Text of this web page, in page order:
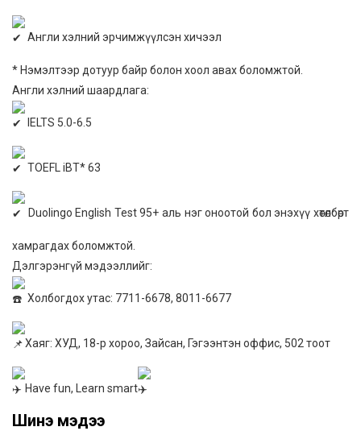
Англи хэлний эрчимжүүлсэн хичээл
* Нэмэлтээр дотуур байр болон хоол авах боломжтой.
Англи хэлний шаардлага:
IELTS 5.0-6.5
TOEFL iBT* 63
Duolingo English Test 95+ аль нэг оноотой бол энэхүү хөтөлбөрт
хамрагдах боломжтой.
Дэлгэрэнгүй мэдээллийг:
Холбогдох утас: 7711-6678, 8011-6677
Хаяг: ХУД, 18-р хороо, Зайсан, Гэгээнтэн оффис, 502 тоот
Have fun, Learn smart
Шинэ мэдээ